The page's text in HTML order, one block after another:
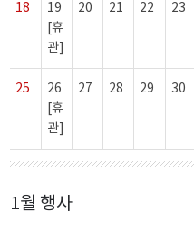
18
19
[휴
관]
20 21 22 23
25
26
[휴
관]
27 28 29 30
1월 행사